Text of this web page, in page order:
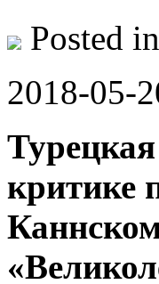
Posted in
2018-05-
критике